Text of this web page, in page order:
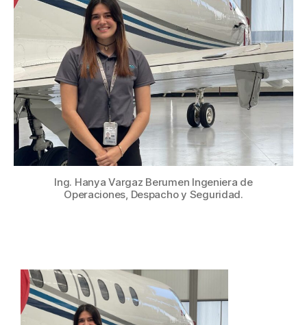
Ing. Hanya Vargaz Berumen Ingeniera de
Operaciones, Despacho y Seguridad.